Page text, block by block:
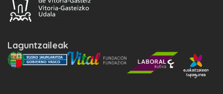
Laguntzaileak